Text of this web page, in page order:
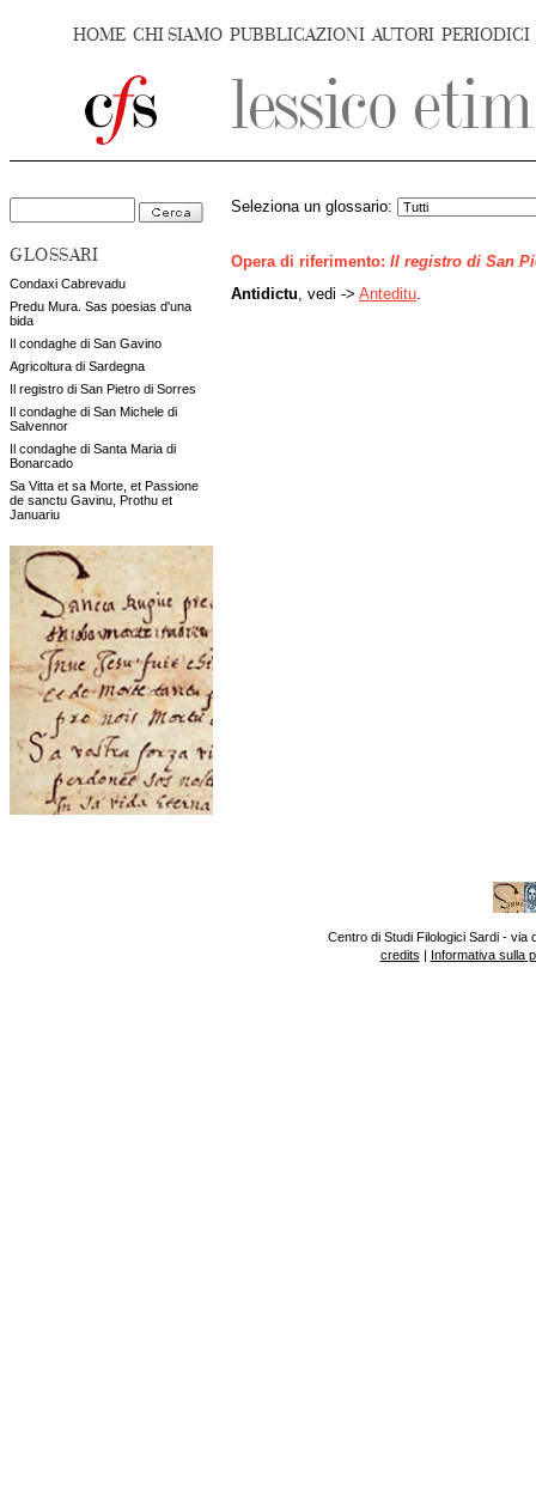
HOME CHI SIAMO PUBBLICAZIONI AUTORI PERIODICI
GLOSSARI
Condaxi Cabrevadu
Predu Mura. Sas poesias d'una
bida
Il condaghe di San Gavino
Agricoltura di Sardegna
Il registro di San Pietro di Sorres
Il condaghe di San Michele di
Salvennor
Il condaghe di Santa Maria di
Bonarcado
Sa Vitta et sa Morte, et Passione
de sanctu Gavinu, Prothu et
Januariu
Seleziona un glossario:
Opera di riferimento: Il registro di San
Antidictu , vedi -> Anteditu
Centro di Studi Filologici Sardi - via
credits | Informativa sulla